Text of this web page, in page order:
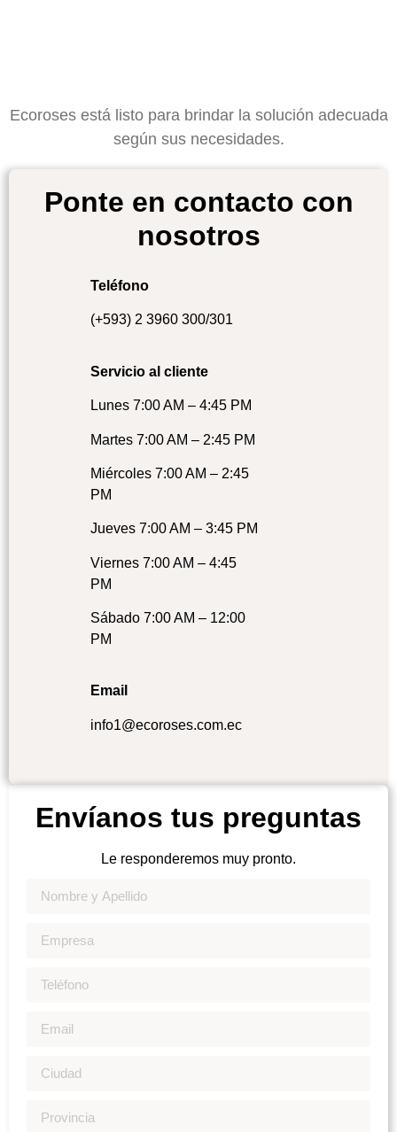
Ecoroses está listo para brindar la solución adecuada
según sus necesidades.
Ponte en contacto con
nosotros
Teléfono
(+593) 2 3960 300/301
Servicio al cliente
Lunes 7:00 AM – 4:45 PM
Martes 7:00 AM – 2:45 PM
Miércoles 7:00 AM – 2:45
PM
Jueves 7:00 AM – 3:45 PM
Viernes 7:00 AM – 4:45
PM
Sábado 7:00 AM – 12:00
PM
Email
info1@ecoroses.com.ec
Envíanos tus preguntas
Le responderemos muy pronto.